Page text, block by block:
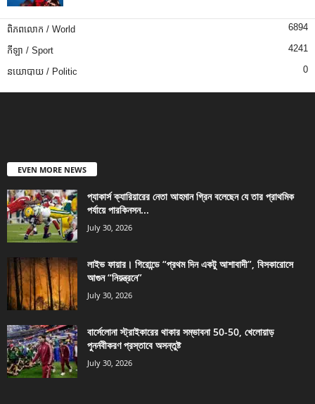
ពិភពលោក / World 6894
កីឡា / Sport 4241
នយោបាយ / Politic 0
EVEN MORE NEWS
প্যাকার্স ক্যারিয়ারের নেতা আহমান গ্রিন বলেছেন যে তার প্রাথমিক
পর্যায়ে পারকিনসন...
July 30, 2026
লাইভ ফায়ার। গিরোন্ডে “প্রথম দিন একটু আশাবাদী”, বিসকারোসে
আগুন “নিয়ন্ত্রনে”
July 30, 2026
বার্সেলোনা স্ট্রাইকারের থাকার সম্ভাবনা 50-50, খেলোয়াড়
পুনর্নবীকরণ প্রস্তাবে অসন্তুষ্ট
July 30, 2026